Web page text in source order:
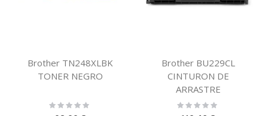
Brother TN248XLBK
TONER NEGRO
Rating:
Brother BU229CL
CINTURON DE
ARRASTRE
Rating: